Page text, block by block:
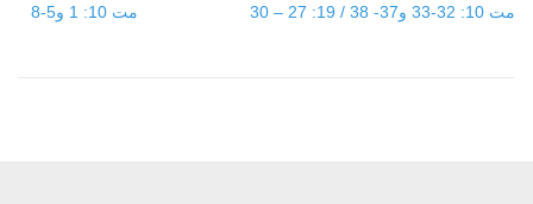
مت 10: 1 و5-8 مت 10: 32-33 و37- 38 / 19: 27 – 30